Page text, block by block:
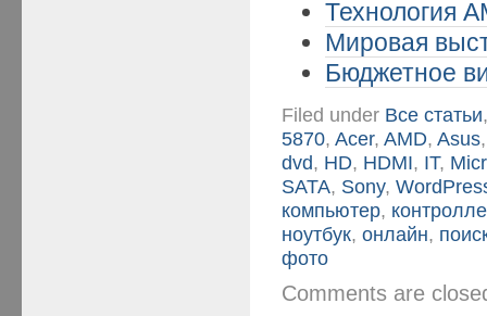
Технология
Мировая
Бюджетное
Filed under Все статьи
5870,Acer,AMD,Asus
dvd, HD, HDMI, IT,
SATA, Sony,
компьютер,
ноутбук,онлайн,
фото
Comments are